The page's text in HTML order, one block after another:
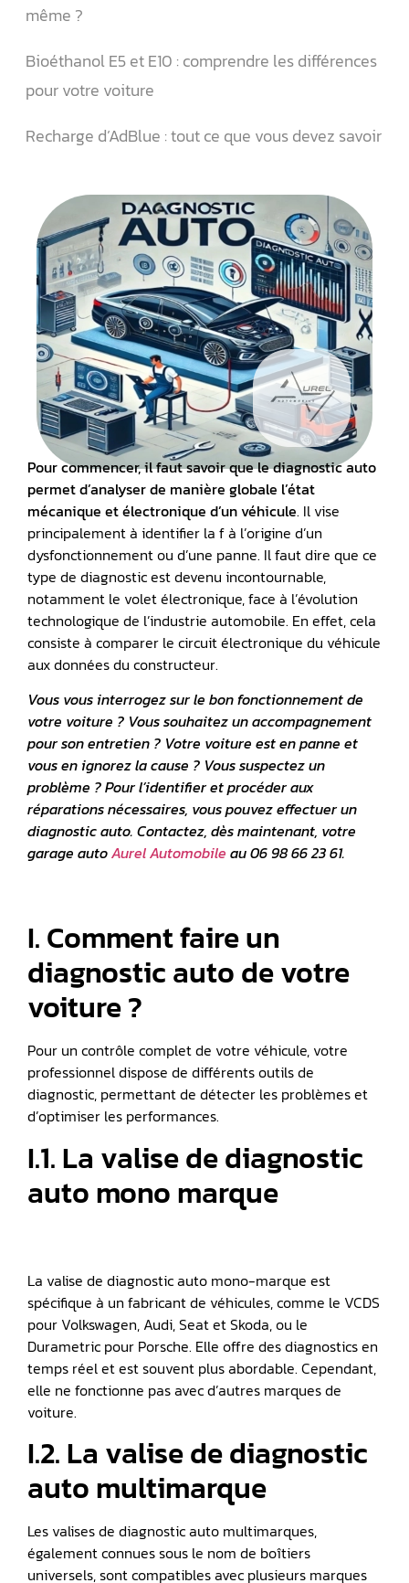
même ?
Bioéthanol E5 et E10 : comprendre les différences
pour votre voiture
Recharge d’AdBlue : tout ce que vous devez savoir
Pour commencer, il faut savoir que lediagnostic auto
permet d’analyser de manière globale l’état
mécanique et électronique d’un véhicule. Il vise
principalement à identifier la f à l’origine d’un
dysfonctionnement ou d’une panne. Il faut dire que ce
type de diagnostic est devenu incontournable,
notamment le volet électronique, face à l’évolution
technologique de l’industrie automobile. En effet, cela
consiste à comparer le circuit électronique du véhicule
aux données du constructeur.
Vous vous interrogez sur le bon fonctionnement de
votre voiture ? Vous souhaitez un accompagnement
pour son entretien ? Votre voiture est en panne et
vous en ignorez la cause ? Vous suspectez un
problème ? Pour l’identifier et procéder aux
réparations nécessaires, vous pouvez effectuer un
diagnostic auto. Contactez, dès maintenant, votre
garage autoAurel Automobile au 06 98 66 23 61.
I. Comment faire un
diagnostic auto de votre
voiture ?
Pour un contrôle complet de votre véhicule, votre
professionnel dispose de différents outils de
diagnostic, permettant de détecter les problèmes et
d’optimiser les performances.
I.1. La valise de diagnostic
auto mono marque
La valise de diagnostic auto mono-marque est
spécifique à un fabricant de véhicules, comme le VCDS
pour Volkswagen, Audi, Seat et Skoda, ou le
Durametric pour Porsche. Elle offre des diagnostics en
temps réel et est souvent plus abordable. Cependant,
elle ne fonctionne pas avec d’autres marques de
voiture.
I.2. La valise de diagnostic
auto multimarque
Les valises de diagnostic auto multimarques,
également connues sous le nom de boîtiers
universels, sont compatibles avec plusieurs marques